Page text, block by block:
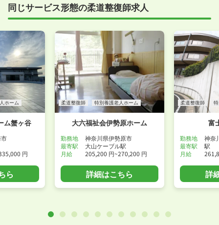
同じサービス形態の柔道整復師求人
ホーム
ム蟹ヶ谷
円
ら
柔道整復師 特別養護老人ホーム
大六福祉会伊勢原ホーム
勤務地
神奈川県伊勢原市
最寄駅
大山ケーブル駅
月給
205,200 円~270,200 円
詳細はこちら
柔道整復師
富
勤務地
神奈
最寄駅
駅
月給
詳